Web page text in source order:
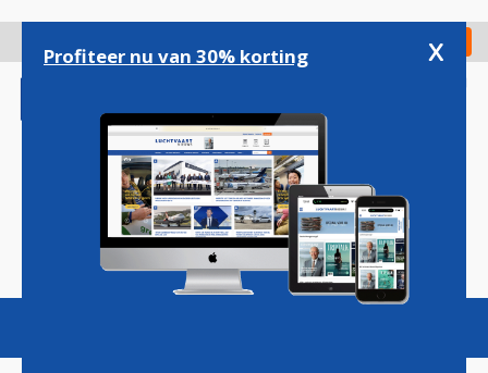
gaan
Check in
Magazine Podcasts Vacatures
Profiteer nu van 30% korting x